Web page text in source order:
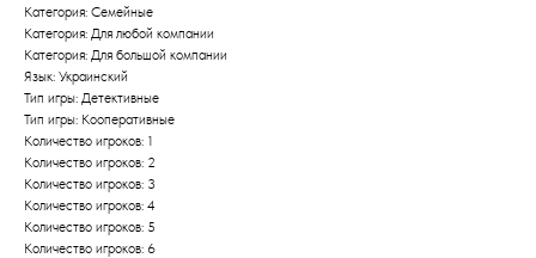
Категория: Семейные
Категория: Для любой компании
Категория: Для большой компании
Язык: Украинский
Тип игры: Детективные
Тип игры: Кооперативные
Количество игроков: 1
Количество игроков: 2
Количество игроков: 3
Количество игроков: 4
Количество игроков: 5
Количество игроков: 6